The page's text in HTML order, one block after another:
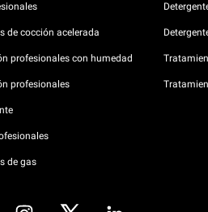
de cocción acelerada
profesionales con humedad
profesionales
de gas